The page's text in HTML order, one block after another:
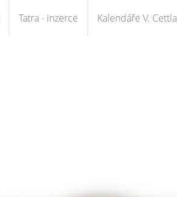
Tatra - inzerce Kalendáře V. Cettla